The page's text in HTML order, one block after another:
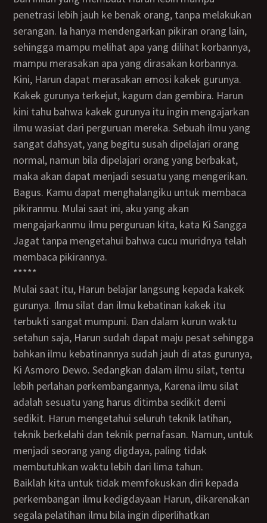
penetrasi lebih jauh ke benak orang, tanpa melakukan
serangan. Ia hanya mendengarkan pikiran orang lain,
sehingga mampu melihat apa yang dilihat korbannya,
mampu merasakan apa yang dirasakan korbannya.
Kini, Harun dapat merasakan emosi kakek gurunya.
Kakek gurunya terkejut, kagum dan gembira. Harun
kini tahu bahwa kakek gurunya itu ingin mengajarkan
ilmu wasiat dari perguruan mereka. Sebuah ilmu yang
sangat dahsyat, yang begitu susah dipelajari orang
normal, namun bila dipelajari orang yang berbakat,
maka akan dapat menjadi sesuatu yang mengerikan.
Bagus. Kamu dapat menghalangiku untuk membaca
pikiranmu. Mulai saat ini, aku yang akan
mengajarkanmu ilmu perguruan kita, kata Ki Sangga
Jagat tanpa mengetahui bahwa cucu muridnya telah
membaca pikirannya.
*****
Mulai saat itu, Harun belajar langsung kepada kakek
gurunya. Ilmu silat dan ilmu kebatinan kakek itu
terbukti sangat mumpuni. Dan dalam kurun waktu
setahun saja, Harun sudah dapat maju pesat sehingga
bahkan ilmu kebatinannya sudah jauh di atas gurunya,
Ki Asmoro Dewo. Sedangkan dalam ilmu silat, tentu
lebih perlahan perkembangannya, Karena ilmu silat
adalah sesuatu yang harus ditimba sedikit demi
sedikit. Harun mengetahui seluruh teknik latihan,
teknik berkelahi dan teknik pernafasan. Namun, untuk
menjadi seorang yang digdaya, paling tidak
membutuhkan waktu lebih dari lima tahun.
Baiklah kita untuk tidak memfokuskan diri kepada
perkembangan ilmu kedigdayaan Harun, dikarenakan
segala pelatihan ilmu bila ingin diperlihatkan